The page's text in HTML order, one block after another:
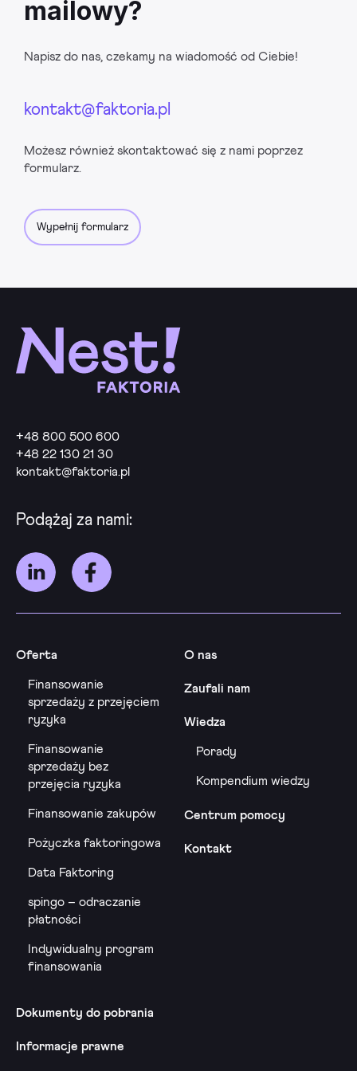
mailowy?
Napisz do nas, czekamy na wiadomość od Ciebie!
kontakt@faktoria.pl
Możesz również skontaktować się z nami poprzez
formularz.
Wypełnij formularz
+48 800 500 600
+48 22 130 21 30
kontakt@faktoria.pl
Podążaj za nami:
Oferta
Finansowanie
sprzedaży z przejęciem
ryzyka
Finansowanie
sprzedaży bez
przejęcia ryzyka
Finansowanie zakupów
Pożyczka faktoringowa
Data Faktoring
spingo – odraczanie
płatności
Indywidualny program
finansowania
O nas
Zaufali nam
Wiedza
Porady
Kompendium wiedzy
Centrum pomocy
Kontakt
Dokumenty do pobrania
Informacje prawne